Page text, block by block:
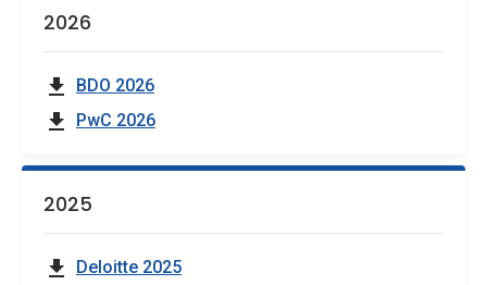
2026
BDO 2026
PwC 2026
2025
Deloitte 2025